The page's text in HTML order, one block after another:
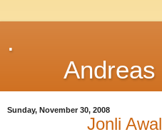
.
Sunday, November 30, 2008
Jonli